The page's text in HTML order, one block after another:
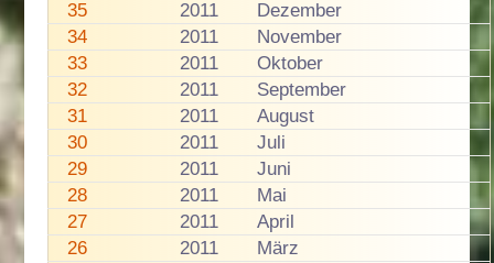
35
2011
Dezember
34
2011
November
33
2011
Oktober
32
2011
September
31
2011
August
30
2011
Juli
29
2011
Juni
28
2011
Mai
27
2011
April
26
2011
März